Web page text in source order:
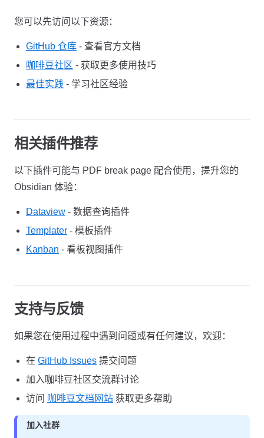
您可以先访问以下资源：
GitHub 仓库 - 查看官方文档
咖啡豆社区 - 获取更多使用技巧
最佳实践 - 学习社区经验
相关插件推荐
以下插件可能与 PDF break page 配合使用，提升您的
Obsidian 体验：
Dataview - 数据查询插件
Templater - 模板插件
Kanban - 看板视图插件
支持与反馈
如果您在使用过程中遇到问题或有任何建议，欢迎：
在 GitHub Issues 提交问题
加入咖啡豆社区交流群讨论
访问 咖啡豆文档网站 获取更多帮助
加入社群